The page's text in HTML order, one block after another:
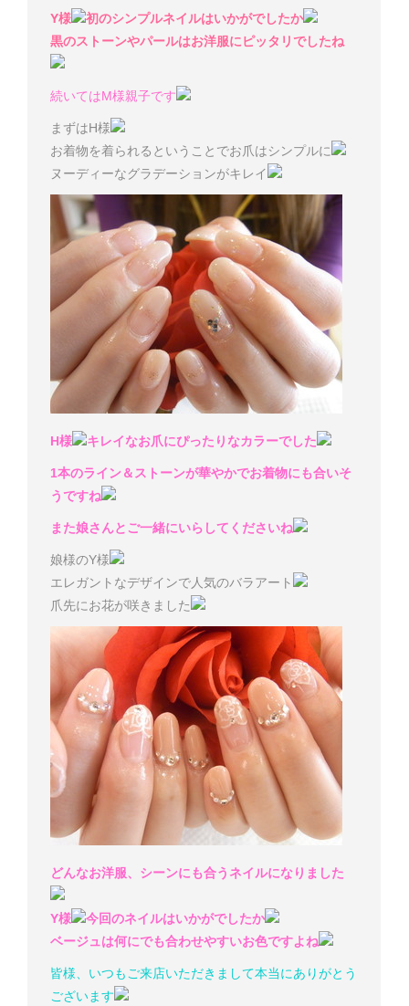
Y様
初のシンプルネイルはいかがでしたか
黒のストーンやパールはお洋服にピッタリでしたね
続いてはM様親子です
まずはH様
お着物を着られるということでお爪はシンプルに
ヌーディーなグラデーションがキレイ
H様 キレイなお爪にぴったりなカラーでした
1本のライン＆ストーンが華やかでお着物にも合いそ
うですね
また娘さんとご一緒にいらしてくださいね
娘様のY様
エレガントなデザインで人気のバラアート
爪先にお花が咲きました
どんなお洋服、シーンにも合うネイルになりました
Y様
今回のネイルはいかがでしたか
ベージュは何にでも合わせやすいお色ですよね
皆様、いつもご来店いただきまして本当にありがとう
ございます